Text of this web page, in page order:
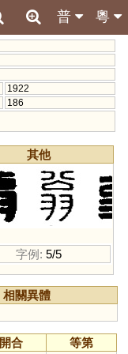
粵
普
1922
186
其他
字例: 5/5
相關異體
開合
等第